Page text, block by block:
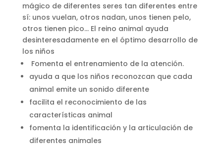
mágico de diferentes seres tan diferentes entre
sí: unos vuelan, otros nadan, unos tienen pelo,
otros tienen pico… El reino animal ayuda
desinteresadamente en el óptimo desarrollo de
los niños
Fomenta el entrenamiento de la atención.
ayuda a que los niños reconozcan que cada
animal emite un sonido diferente
facilita el reconocimiento de las
características animal
fomenta la identificación y la articulación de
diferentes animales